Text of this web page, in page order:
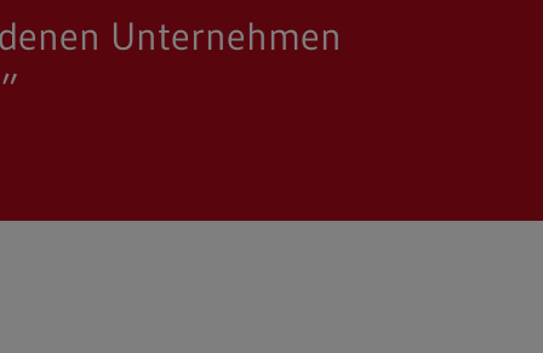
Unternehmen